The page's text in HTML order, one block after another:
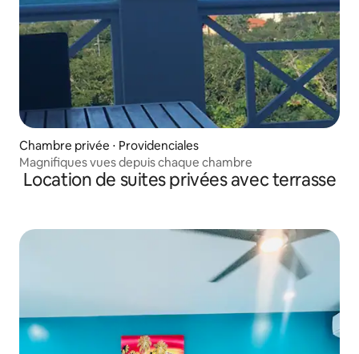
Chambre privée ⋅ Providenciales
Magnifiques vues depuis chaque chambre
Location de suites privées avec terrasse